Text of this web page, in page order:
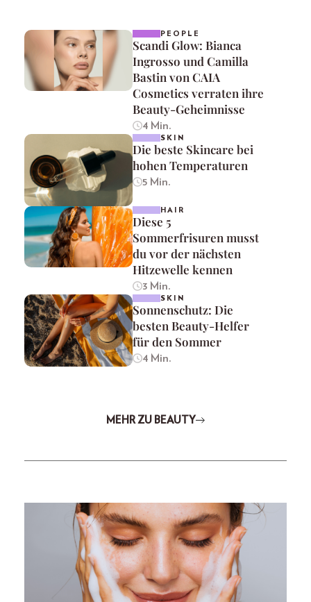
PEOPLE
Scandi Glow: Bianca
Ingrosso und Camilla
Bastin von CAIA
Cosmetics verraten ihre
Beauty-Geheimnisse
4 Min.
SKIN
Die beste Skincare bei
hohen Temperaturen
5 Min.
HAIR
Diese 5
Sommerfrisuren musst
du vor der nächsten
Hitzewelle kennen
3 Min.
SKIN
Sonnenschutz: Die
besten Beauty-Helfer
für den Sommer
4 Min.
MEHR ZU BEAUTY